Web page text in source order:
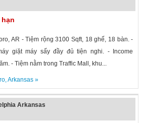
AR - Tiệm rộng 3100 Sqft, 18 ghế, 18 bàn. -
giặt máy sấy đầy đủ tiện nghi. - Income
- Tiệm nằm trong Traffic Mall, khu...
,Arkansas»
Arkansas